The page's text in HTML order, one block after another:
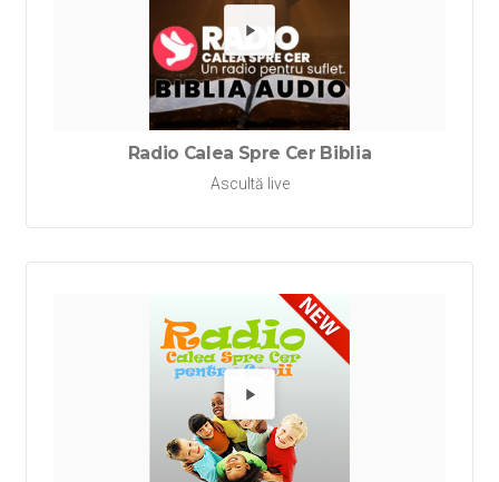
Redă
Radio Calea Spre Cer Biblia
Ascultă live
Redă